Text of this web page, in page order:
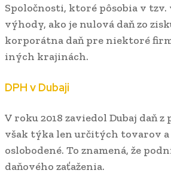
Spoločnosti, ktoré pôsobia v
výhody, ako je nulová daň zo
korporátna daň pre niektoré
iných krajinách.
DPH v Dubaji
V roku 2018 zaviedol Dubaj daň
však týka len určitých tovarov a
oslobodené. To znamená, že
daňového zaťaženia.